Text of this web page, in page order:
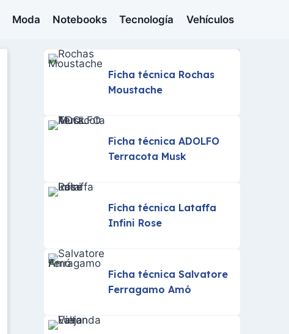
Moda Notebooks Tecnología Vehículos
Ficha técnica Rochas
Moustache
Ficha técnica ADOLFO
Terracota Musk
Ficha técnica Lataffa
Infini Rose
Ficha técnica Salvatore
Ferragamo Amó